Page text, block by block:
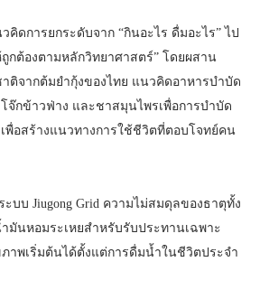
คิดการยกระดับจาก “กินอะไร ดื่มอะไร” ไป
กต้องตามหลักวิทยาศาสตร์” โดยผสาน
จากต้มยำกุ้งของไทย แนวคิดอาหารบำบัด
จ๊กข้าวฟ่าง และชาสมุนไพรเพื่อการบำบัด
เพื่อสร้างแนวทางการใช้ชีวิตที่ตอบโจทย์คน
บบ Jiugong Grid ความไม่สมดุลของธาตุทั้ง
มันหอมระเหยสำหรับรับประทานเฉพาะ
าพเริ่มต้นได้ตั้งแต่การดื่มน้ำในชีวิตประจำ